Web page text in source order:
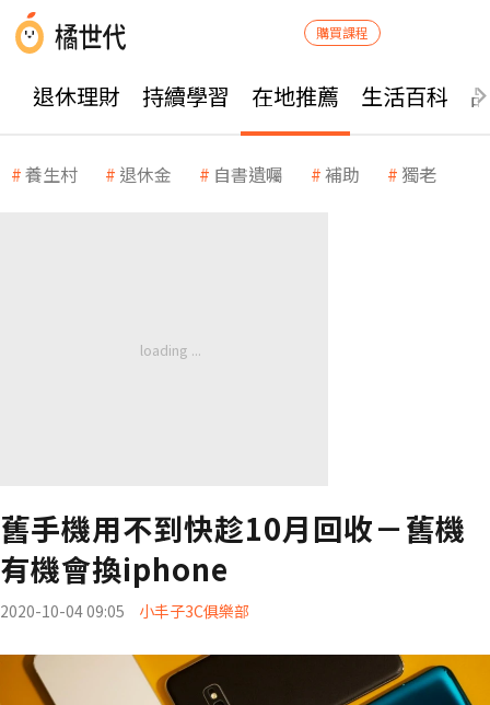
購買課程
退休理財 持續學習 在地推薦 生活百科
養生村 退休金 自書遺囑 補助 獨老
舊手機用不到快趁10月回收－舊機
有機會換iphone
2020-10-04 09:05 小丰子3C俱樂部